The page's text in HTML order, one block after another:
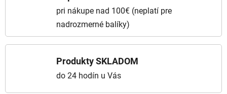
pri nákupe nad 100€ (neplatí pre
nadrozmerné balíky)
Produkty SKLADOM
do 24 hodín u Vás